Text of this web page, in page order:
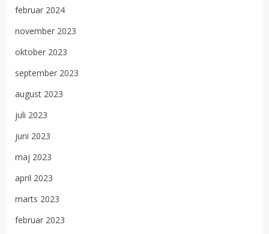
februar 2024
november 2023
oktober 2023
september 2023
august 2023
juli 2023
juni 2023
maj 2023
april 2023
marts 2023
februar 2023